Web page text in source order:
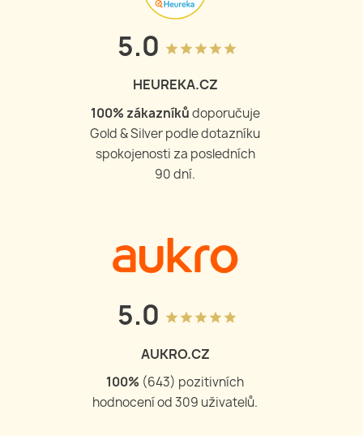
5.0 grade grade grade grade grade
HEUREKA.CZ
100% zákazníkůdoporučuje
Gold & Silver podle dotazníku
spokojenosti za posledních
90 dní.
5.0 grade grade grade grade grade
AUKRO.CZ
100% (643) pozitivních
hodnocení od309 uživatelů.